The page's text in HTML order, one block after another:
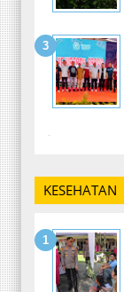
-
KESEHATAN